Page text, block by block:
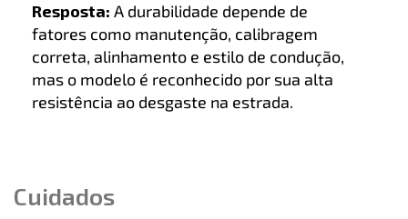
Resposta: A durabilidade depende de
fatores como manutenção, calibragem
correta, alinhamento e estilo de condução,
mas o modelo é reconhecido por sua alta
resistência ao desgaste na estrada.
Cuidados